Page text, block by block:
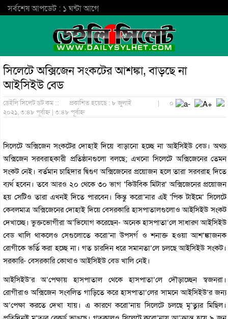
সর্বশেষ আপডেট : ১ ঘন্টা আগে
সিলেটে অক্সিজেন সংকটের আশঙ্কা, বাড়ছে না
আইসিইউ বেড
ডেইলি সিলেট ডট কম ::
প্রকাশিত হয়েছে : ৮ জুলাই
২০২১, ৩:৪৮ পূর্বাহ্ন | ৩:৪৮ পূর্বাহ্ন
| ০
সিলেটে অক্সিজেন সংকটের দোহাই দিয়ে বাড়ানো হচ্ছে না আইসিইউ বেড। অথচ
অক্সিজেন সরবরাহকারী প্রতিষ্ঠানগুলো বলছে; এখনো সিলেটে অক্সিজেনের তেমন
সংকট নেই। বর্তমান চাহিদার দ্বিগুণ অক্সিজেনের প্রয়োজন হলে তারা সরবরাহ দিতে
ব্যর্থ হবেন। তবে আরও ২০ থেকে ৩০ ভাগ ‘কিউবিক মিটার’ অক্সিজেনের প্রয়োজন
হয় সেটিও তারা এখনই দিতে পারবেন। কিন্তু করো’নার এই ‘পিক টাইমে’ সিলেটে
কেবলমাত্র অক্সিজেনের দোহাই দিয়ে বেসরকারি হাসপাতালগুলোও আইসিইউ সংকট
দেখাচ্ছে। ভুক্তভোগীরা অ’ভিযোগ করেছেন- অনেক হাসপাতা’লে সাধারণ আইসিইউ
বেড খালি থাকলেও সেগুলোতে করো’না উপসর্গ ও শনাক্ত হওয়া আশ’ঙ্কাজনক
রোগীকে ভর্তি করা হচ্ছে না। গত চারদিন ধরে সমানতা’লে চলছে আইসিইউ সংকট।
সরকারি- বেসরকারি কোথাও আইসিইউ বেড খালি নেই।
আইসিইউ’র অ’পেক্ষায় হাসপাতাল থেকে হাসপাতা’লে দৌড়াচ্ছেন স্বজনরা।
রোগীরাও অক্সিজেন সংবলিত গাড়িতে করে হাসপাতা’লের সামনে আইসিইউ’র জন্য
অ’পেক্ষা করতে দেখা যায়। এ কারণে করো’নায় সিলেটে চলছে মৃ’ত্যুর মিছিল।